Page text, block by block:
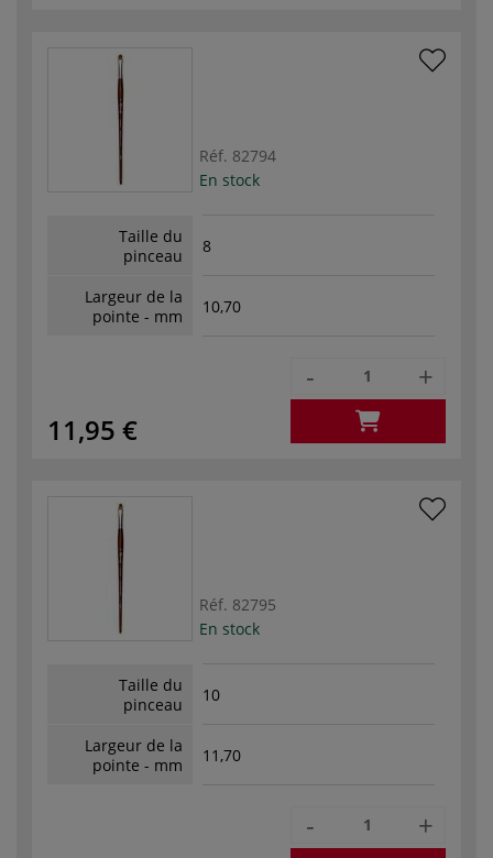
Réf. 82794
En stock
Taille du
pinceau
8
Largeur de la
pointe - mm
10,70
11,95 €
- +
Réf. 82795
En stock
Taille du
pinceau
10
Largeur de la
pointe - mm
11,70
- +